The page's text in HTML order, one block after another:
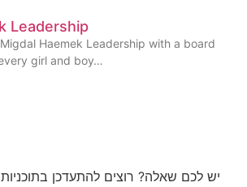
Leadership
Haemek Leadership with a board
girl and boy…
יש לכם שאלה? רוצים להתעדכן